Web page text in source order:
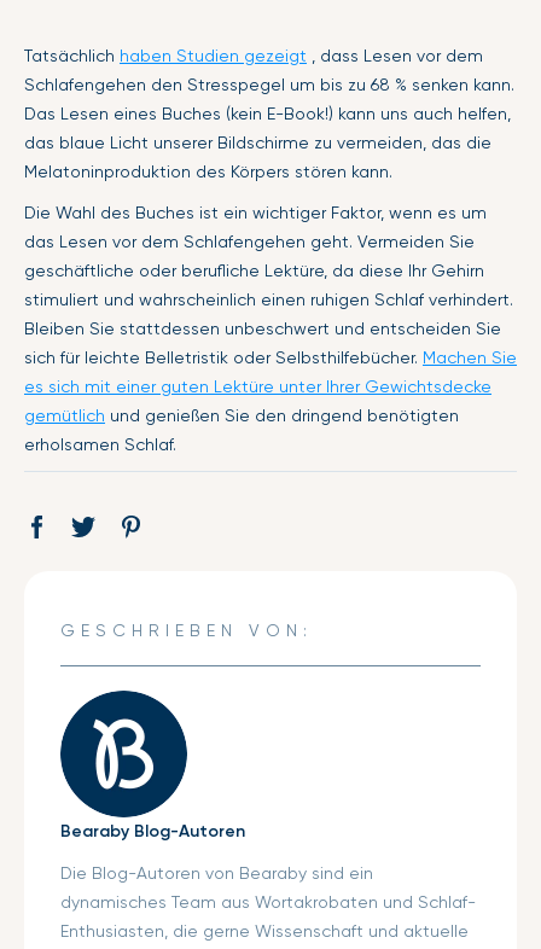
Tatsächlich haben Studien gezeigt , dass Lesen vor dem
Schlafengehen den Stresspegel um bis zu 68 % senken kann.
Das Lesen eines Buches (kein E-Book!) kann uns auch helfen,
das blaue Licht unserer Bildschirme zu vermeiden, das die
Melatoninproduktion des Körpers stören kann.
Die Wahl des Buches ist ein wichtiger Faktor, wenn es um
das Lesen vor dem Schlafengehen geht. Vermeiden Sie
geschäftliche oder berufliche Lektüre, da diese Ihr Gehirn
stimuliert und wahrscheinlich einen ruhigen Schlaf verhindert.
Bleiben Sie stattdessen unbeschwert und entscheiden Sie
sich für leichte Belletristik oder Selbsthilfebücher. Machen Sie
es sich mit einer guten Lektüre unter Ihrer Gewichtsdecke
gemütlich und genießen Sie den dringend benötigten
erholsamen Schlaf.
Auf
Öffnet
Tweet
Öffnet
GESCHRIEBEN VON:
Bearaby Blog-Autoren
Die Blog-Autoren von Bearaby sind ein
dynamisches Team aus Wortakrobaten und Schlaf-
Enthusiasten, die gerne Wissenschaft und aktuelle